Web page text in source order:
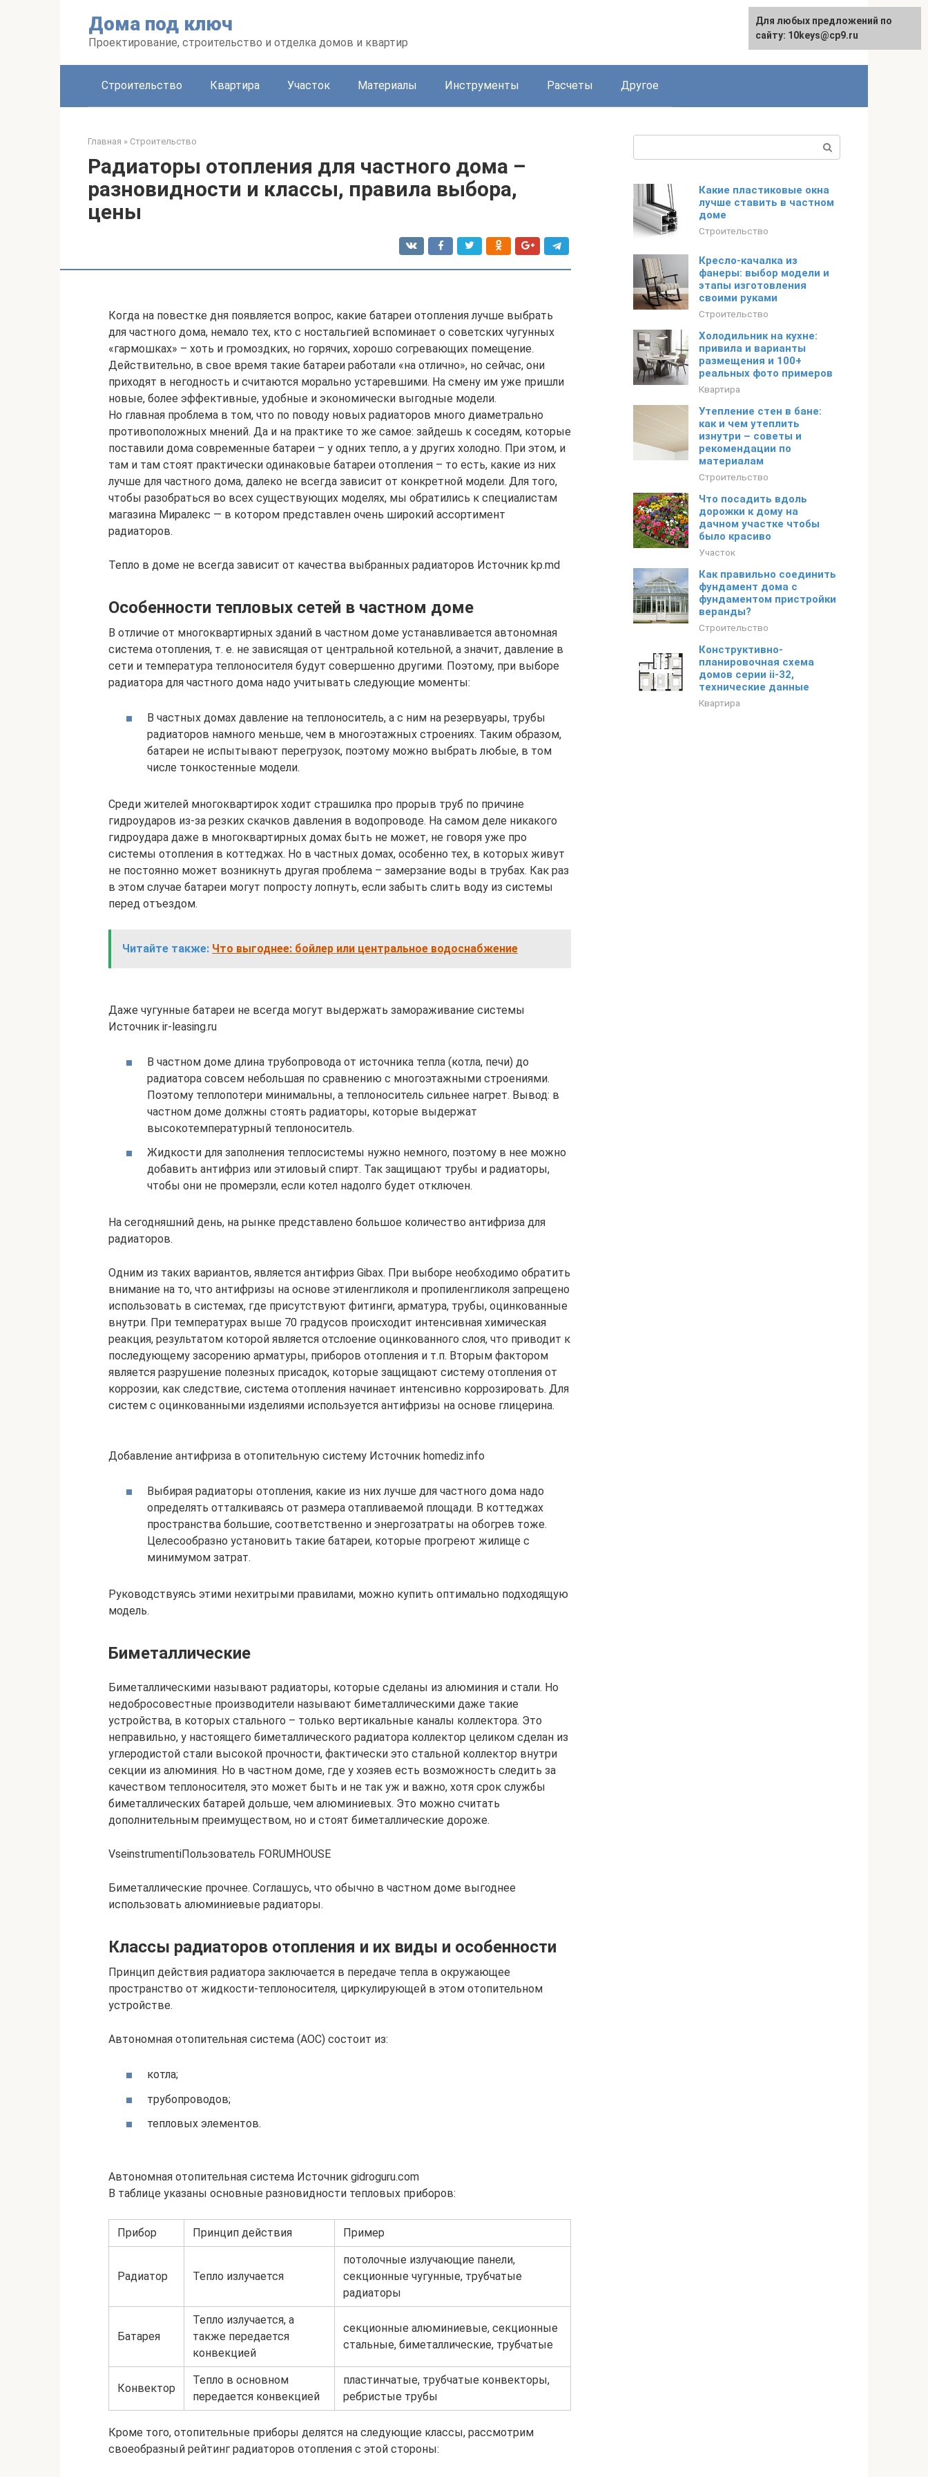
Дома под ключ
Проектирование, строительство и отделка домов и квартир
English
Строительство Квартира Участок Материалы Инструменты Расчеты Другое
Главная » Строительство
Радиаторы отопления для частного дома –
разновидности и классы, правила выбора,
цены
Когда на повестке дня появляется вопрос, какие батареи отопления лучше выбрать
для частного дома, немало тех, кто с ностальгией вспоминает о советских чугунных
«гармошках» – хоть и громоздких, но горячих, хорошо согревающих помещение.
Действительно, в свое время такие батареи работали «на отлично», но сейчас, они
приходят в негодность и считаются морально устаревшими. На смену им уже пришли
новые, более эффективные, удобные и экономически выгодные модели.
Но главная проблема в том, что по поводу новых радиаторов много диаметрально
противоположных мнений. Да и на практике то же самое: зайдешь к соседям, которые
поставили дома современные батареи – у одних тепло, а у других холодно. При этом, и
там и там стоят практически одинаковые батареи отопления – то есть, какие из них
лучше для частного дома, далеко не всегда зависит от конкретной модели. Для того,
чтобы разобраться во всех существующих моделях, мы обратились к специалистам
магазина Миралекс — в котором представлен очень широкий ассортимент
радиаторов.
Тепло в доме не всегда зависит от качества выбранных радиаторов Источник kp.md
Особенности тепловых сетей в частном доме
В отличие от многоквартирных зданий в частном доме устанавливается автономная
система отопления, т. е. не зависящая от центральной котельной, а значит, давление в
сети и температура теплоносителя будут совершенно другими. Поэтому, при выборе
радиатора для частного дома надо учитывать следующие моменты:
В частных домах давление на теплоноситель, а с ним на резервуары, трубы
радиаторов намного меньше, чем в многоэтажных строениях. Таким образом,
батареи не испытывают перегрузок, поэтому можно выбрать любые, в том
числе тонкостенные модели.
Среди жителей многоквартирок ходит страшилка про прорыв труб по причине
гидроударов из-за резких скачков давления в водопроводе. На самом деле никакого
гидроудара даже в многоквартирных домах быть не может, не говоря уже про
системы отопления в коттеджах. Но в частных домах, особенно тех, в которых живут
не постоянно может возникнуть другая проблема – замерзание воды в трубах. Как раз
в этом случае батареи могут попросту лопнуть, если забыть слить воду из системы
перед отъездом.
Читайте также: Что выгоднее: бойлер или центральное водоснабжение
Даже чугунные батареи не всегда могут выдержать замораживание системы
Источник ir-leasing.ru
В частном доме длина трубопровода от источника тепла (котла, печи) до
радиатора совсем небольшая по сравнению с многоэтажными строениями.
Поэтому теплопотери минимальны, а теплоноситель сильнее нагрет. Вывод: в
частном доме должны стоять радиаторы, которые выдержат
высокотемпературный теплоноситель.
Жидкости для заполнения теплосистемы нужно немного, поэтому в нее можно
добавить антифриз или этиловый спирт. Так защищают трубы и радиаторы,
чтобы они не промерзли, если котел надолго будет отключен.
На сегодняшний день, на рынке представлено большое количество антифриза для
радиаторов.
Одним из таких вариантов, является антифриз Gibax. При выборе необходимо обратить
внимание на то, что антифризы на основе этиленгликоля и пропиленгликоля запрещено
использовать в системах, где присутствуют фитинги, арматура, трубы, оцинкованные
внутри. При температурах выше 70 градусов происходит интенсивная химическая
реакция, результатом которой является отслоение оцинкованного слоя, что приводит к
последующему засорению арматуры, приборов отопления и т.п. Вторым фактором
является разрушение полезных присадок, которые защищают систему отопления от
коррозии, как следствие, система отопления начинает интенсивно коррозировать. Для
систем с оцинкованными изделиями используется антифризы на основе глицерина.
Добавление антифриза в отопительную систему Источник homediz.info
Выбирая радиаторы отопления, какие из них лучше для частного дома надо
определять отталкиваясь от размера отапливаемой площади. В коттеджах
пространства большие, соответственно и энергозатраты на обогрев тоже.
Целесообразно установить такие батареи, которые прогреют жилище с
минимумом затрат.
Руководствуясь этими нехитрыми правилами, можно купить оптимально подходящую
модель.
Биметаллические
Биметаллическими называют радиаторы, которые сделаны из алюминия и стали. Но
недобросовестные производители называют биметаллическими даже такие
устройства, в которых стального – только вертикальные каналы коллектора. Это
неправильно, у настоящего биметаллического радиатора коллектор целиком сделан из
углеродистой стали высокой прочности, фактически это стальной коллектор внутри
секции из алюминия. Но в частном доме, где у хозяев есть возможность следить за
качеством теплоносителя, это может быть и не так уж и важно, хотя срок службы
биметаллических батарей дольше, чем алюминиевых. Это можно считать
дополнительным преимуществом, но и стоят биметаллические дороже.
VseinstrumentiПользователь FORUMHOUSE
Биметаллические прочнее. Соглашусь, что обычно в частном доме выгоднее
использовать алюминиевые радиаторы.
Классы радиаторов отопления и их виды и особенности
Принцип действия радиатора заключается в передаче тепла в окружающее
пространство от жидкости-теплоносителя, циркулирующей в этом отопительном
устройстве.
Автономная отопительная система (АОС) состоит из:
котла;
трубопроводов;
тепловых элементов.
Автономная отопительная система Источник gidroguru.com
В таблице указаны основные разновидности тепловых приборов:
Прибор Принцип действия Пример
Радиатор Тепло излучается
потолочные излучающие панели,
секционные чугунные, трубчатые
радиаторы
Батарея
Тепло излучается, а
также передается
конвекцией
секционные алюминиевые, секционные
стальные, биметаллические, трубчатые
Конвектор
Тепло в основном
передается конвекцией
пластинчатые, трубчатые конвекторы,
ребристые трубы
Кроме того, отопительные приборы делятся на следующие классы, рассмотрим
своеобразный рейтинг радиаторов отопления с этой стороны:
Какие пластиковые окна
лучше ставить в частном
доме
Строительство
Кресло-качалка из
фанеры: выбор модели и
этапы изготовления
своими руками
Строительство
Холодильник на кухне:
привила и варианты
размещения и 100+
реальных фото примеров
Квартира
Утепление стен в бане:
как и чем утеплить
изнутри – советы и
рекомендации по
материалам
Строительство
Что посадить вдоль
дорожки к дому на
дачном участке чтобы
было красиво
Участок
Как правильно соединить
фундамент дома с
фундаментом пристройки
веранды?
Строительство
Конструктивно-
планировочная схема
домов серии ii-32,
технические данные
Квартира
Для любых предложений по
сайту: 10keys@cp9.ru